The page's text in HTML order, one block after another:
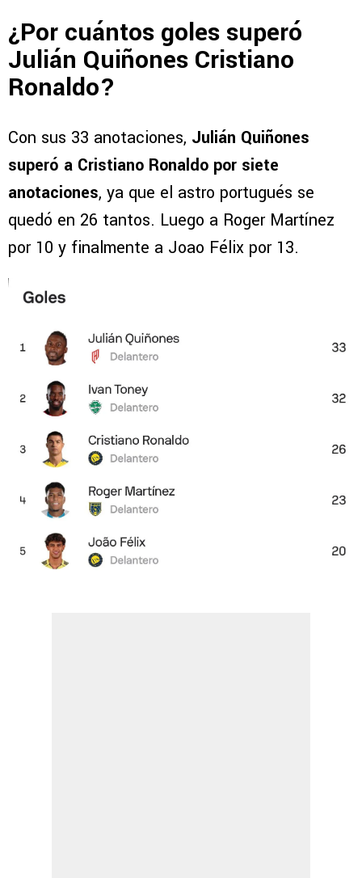
¿Por cuántos goles superó
Julián Quiñones Cristiano
Ronaldo?
Con sus 33 anotaciones, Julián Quiñones
superó a Cristiano Ronaldo por siete
anotaciones, ya que el astro portugués se
quedó en 26 tantos. Luego a Roger Martínez
por 10 y finalmente a Joao Félix por 13.